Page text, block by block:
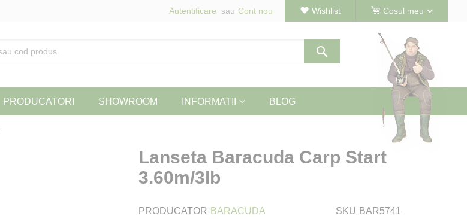
Cosul meu
Wishlist
Autentificare Cont nou
PRODUCATORI SHOWROOM INFORMATII BLOG
Lanseta Baracuda Carp Start
3.60m/3lb
PRODUCATOR BARACUDA SKU BAR5741